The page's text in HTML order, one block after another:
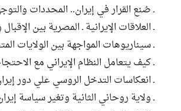
ـ صُنع القرار في إيران.. المحددات
ـ العلاقات الإيرانية ـ المصرية بين
ـ سيناريوهات المواجهة بين الولايات
ـ كيف يتعامل النظام الإيراني مع
ـ انعكاسات التدخل الروسي علي دور
ـ ولاية روحاني الثانية وتغير سياسة